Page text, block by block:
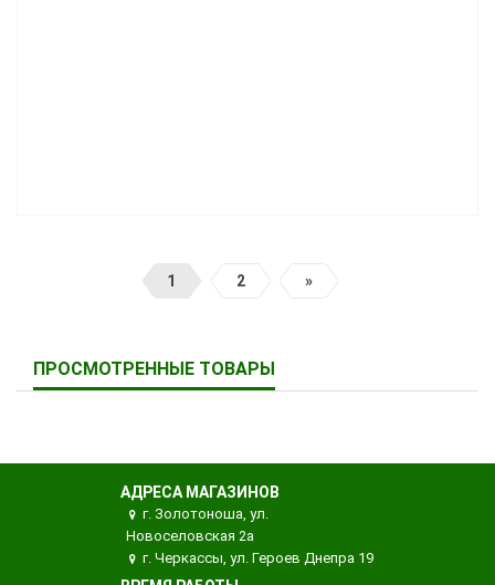
1 2 »
ПРОСМОТРЕННЫЕ ТОВАРЫ
АДРЕСА МАГАЗИНОВ
г. Золотоноша, ул.
Новоселовская 2а
г. Черкассы, ул. Героев Днепра 19